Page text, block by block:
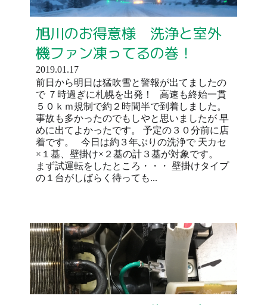
旭川のお得意様 洗浄と室外
機ファン凍ってるの巻！
2019.01.17
前日から明日は猛吹雪と警報が出てましたの
で ７時過ぎに札幌を出発！ 高速も終始一貫
５０ｋｍ規制で約２時間半で到着しました。
事故も多かったのでもしやと思いましたが 早
めに出てよかったです。 予定の３０分前に店
着です。 今日は約３年ぶりの洗浄で 天カセ
×１基、壁掛け×２基の計３基が対象です。
まず試運転をしたところ・・・ 壁掛けタイプ
の１台がしばらく待っても...